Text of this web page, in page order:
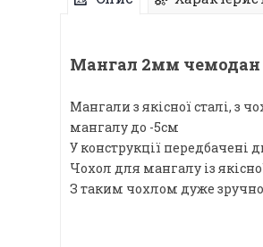
Мангал 2мм чемодан
Мангали з якісної сталі, з
мангалу до -5см
У конструкції
Чохол для мангалу із
З таким чохлом дуже